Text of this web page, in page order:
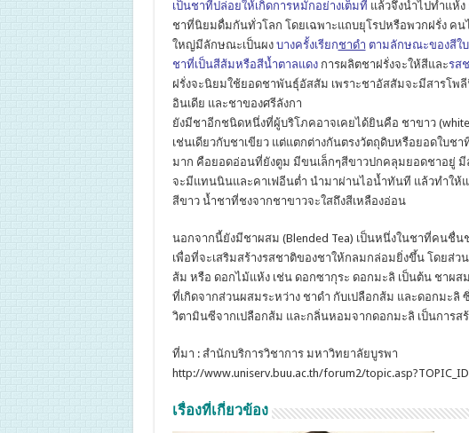
เป็นชาที่ปล่อยให้เกิดการหมักอย่างเต็มที่ แล้วจึงนำไปทำแห้ง
ชาที่นิยมดื่มกันทั่วโลก โดยเฉพาะแถบยุโรปหรือพวกฝรั่ง คน
ใหญ่มีลักษณะเป็นผง บางครั้งเรียกชาดำ ตามลักษณะของสีใ
ชาที่เป็นสีส้มหรือสีน้ำตาลแดงการผลิตชาฝรั่งจะให้สีและรส
ฝรั่งจะนิยมใช้ยอดชาพันธุ์อัสสัม เพราะชาอัสสัมจะมีสารโ
อินเดีย และชาของศรีลังกา
ยังมีชาอีกชนิดหนึ่งที่ผู้บริโภคอาจเคยได้ยินคือ ชาขาว
เช่นเดียวกับชาเขียว แต่แตกต่างกันตรงวัตถุดิบหรือยอดใบช
มาก คือยอดอ่อนที่ยังตูม มีขนเล็กๆสีขาวปกคลุมยอดชาอยู่ มี
จะมีแทนนินและคาเฟอีนต่ำ นำมาผ่านไอน้ำทันที แล้วทำให้
สีขาว น้ำชาที่ชงจากชาขาวจะใสถึงสีเหลืองอ่อน
นอกจากนี้ยังมีชาผสม (Blended Tea) เป็นหนึ่งในชาที่คนชื่
เพื่อที่จะเสริมสร้างรสชาติของชาให้กลมกล่อมยิ่งขึ้น โดยส่
ส้ม หรือ ดอกไม้แห้ง เช่น ดอกซากุระ ดอกมะลิ เป็นต้น ชาผ
ที่เกิดจากส่วนผสมระหว่าง ชาดำ กับเปลือกส้ม และดอกมะ
วิตามินซีจากเปลือกส้ม และกลิ่นหอมจากดอกมะลิ เป็นการ
ที่มา : สำนักบริการวิชาการ มหาวิทยาลัยบูรพา
http://www.uniserv.buu.ac.th/forum2/
เรื่องที่เกี่ยวข้อง